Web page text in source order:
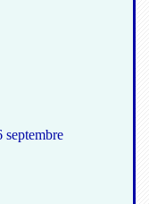
septembre